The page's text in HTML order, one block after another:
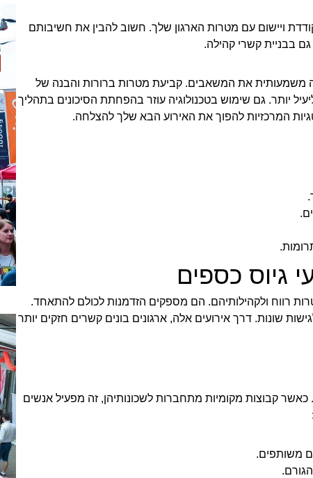
ויישום עם מטרות הארגון שלך. חשוב להבין את חשיבותם
בבניית קשרי קהילה.
משמעותית את המשאבים. קביעת מטרות ברורות והבנה של
יותר. גם שימוש בטכנולוגיה עוזר בהפחתת הסיכונים בתהליך
המרכזיות להפוך את האירוע הבא שלך להצלחה.
גיוס כספים
רווח ולקהילותיהם. הם מספקים הזדמנות לכולם להתאחד.
שונות. דרך אירועים אלה, ארגונים בונים קשרים חזקים יותר
קבוצות מקומיות מתחברות לשכונותיהן, זה מפעיל אנשים
משותפים.